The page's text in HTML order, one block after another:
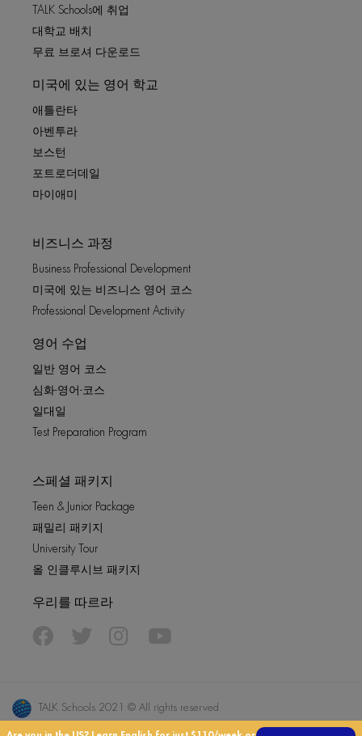
TALK Schools에 취업
대학교 배치
무료 브로셔 다운로드
미국에 있는 영어 학교
애틀란타
아벤투라
보스턴
포트로더데일
마이애미
비즈니스 과정
Business Professional Development
미국에 있는 비즈니스 영어 코스
Professional Development Activity
영어 수업
일반 영어 코스
심화-영어-코스
일대일
Test Preparation Program
스페셜 패키지
Teen & Junior Package
패밀리 패키지
University Tour
올 인클루시브 패키지
우리를 따르라
TALK Schools 2021 © All rights reserved
3501 S University Drive, Suite 3, Davie, FL 33328